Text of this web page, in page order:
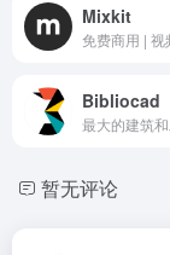
Mixkit
Bibliocad
暂无评论